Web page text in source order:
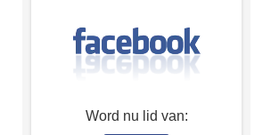
Word nu lid van: